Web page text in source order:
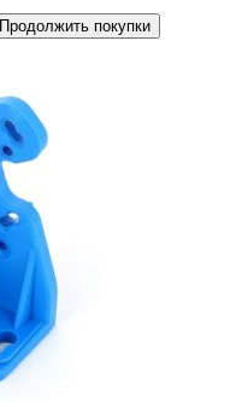
Продолжить покупки